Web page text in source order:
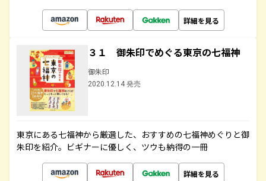
詳細を見る
３１ 御朱印でめぐる東京の七福神
御朱印
2020.12.14 発売
東京にある七福神から厳選した、おすすめの七福神めぐりと御
朱印を紹介。ビギナーに優しく、ツウも納得の一冊
詳細を見る